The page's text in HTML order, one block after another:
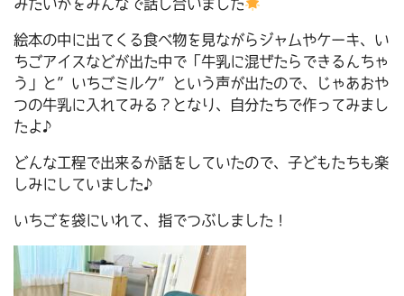
みたいかをみんなで話し合いました
絵本の中に出てくる食べ物を見ながらジャムやケーキ、い
ちごアイスなどが出た中で「牛乳に混ぜたらできるんちゃ
う」と”いちごミルク”という声が出たので、じゃあおや
つの牛乳に入れてみる？となり、自分たちで作ってみまし
たよ♪
どんな工程で出来るか話をしていたので、子どもたちも楽
しみにしていました♪
いちごを袋にいれて、指でつぶしました！